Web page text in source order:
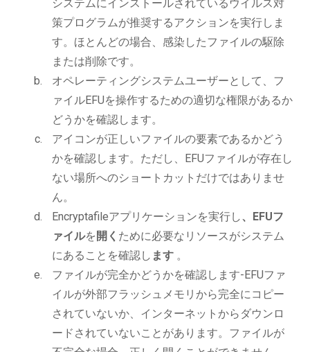
システムにインストールされているウイルス対
策プログラムが推奨するアクションを実行しま
す。ほとんどの場合、感染したファイルの駆除
または削除です。
オペレーティングシステムユーザーとして、フ
ァイルEFUを操作するための適切な権限があるか
どうかを確認します。
アイコンが正しいファイルの要素であるかどう
かを確認します。ただし、EFUファイルが存在し
ない場所へのショートカットだけではありませ
ん。
Encryptafileアプリケーションを実行し、EFUフ
ァイルを 開く ために必要なリソースがシステム
にあることを確認し ます 。
ファイルが完全かどうかを確認します-EFUファ
イルが外部フラッシュメモリから完全にコピー
されていないか、インターネットからダウンロ
ードされていないことがあります。ファイルが